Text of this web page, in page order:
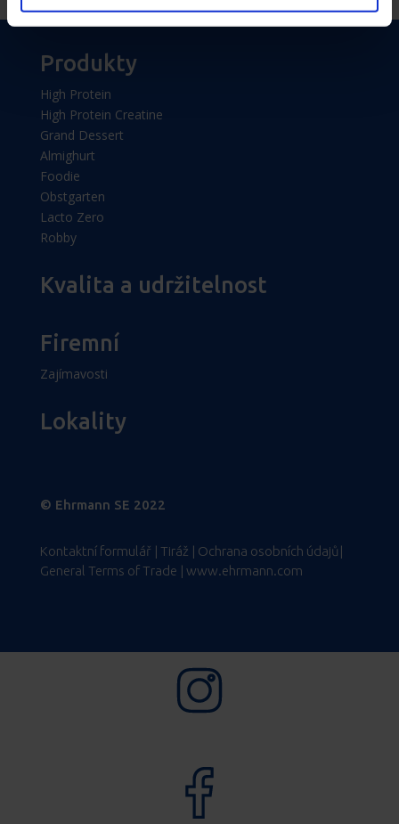
Produkty
High Protein
High Protein Creatine
Grand Dessert
Almighurt
Foodie
Obstgarten
Lacto Zero
Robby
Kvalita a udržitelnost
Firemní
Zajímavosti
Lokality
© Ehrmann SE 2022
Kontaktní formulář | Tiráž | Ochrana osobních údajů|
General Terms of Trade | www.ehrmann.com